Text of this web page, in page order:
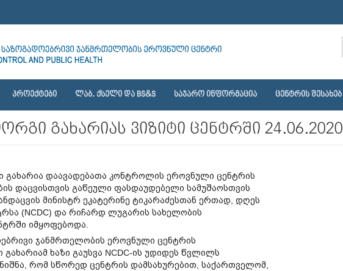
ᲞᲠᲝᲔᲥᲢᲔᲑᲘ ᲚᲐᲑ. ᲥᲡᲔᲚᲘ ᲓᲐ BS&S ᲡᲐᲯᲐᲠᲝ ᲘᲜᲤᲝᲠᲛᲐᲪᲘᲐ ᲪᲔᲜᲢᲠᲘᲡ ᲨᲔᲡᲐᲮᲔᲑ
გახარიას ვიზიტი ცენტრში 24.06.2020
გახარია დაავადებათა კონტროლის ეროვნული ცენტრის
დაცვისთვის გაწეული ფასდაუდებელი სამუშაოსთვის
მინისტრ ეკატერინე ტიკარაძესთან ერთად, დღეს
(NCDC) და რიჩარდ ლუგარის სახელობის
იმყოფებოდა.
ჯანმრთელობის ეროვნული ცენტრის
ხაზი გაუსვა NCDC-ის უდიდეს წვლილს
რომ სწორედ ცენტრის დამსახურებით, საქართველომ,